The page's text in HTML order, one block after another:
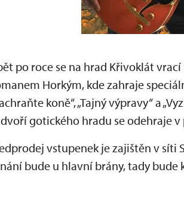
po roce se na hrad Křivoklát
Horkým, kde zahraje
koně“, „Tajný výpravy“ a
gotického hradu se odehraje v
vstupenek je zajištěn v síti
bude u hlavní brány, tady